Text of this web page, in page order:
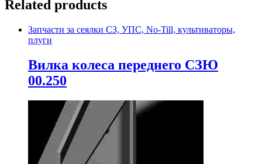
Related products
Запчасти за сеялки СЗ, УПС, No-Till, культиваторы,
плуги
Вилка колеса переднего СЗЮ
00.250